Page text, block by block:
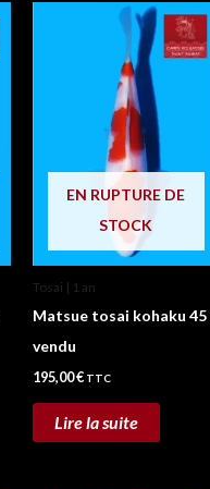
EN RUPTURE DE
STOCK
Tosai | 1 an
Matsue tosai kohaku 45
vendu
195,00€ TTC
Lire la suite